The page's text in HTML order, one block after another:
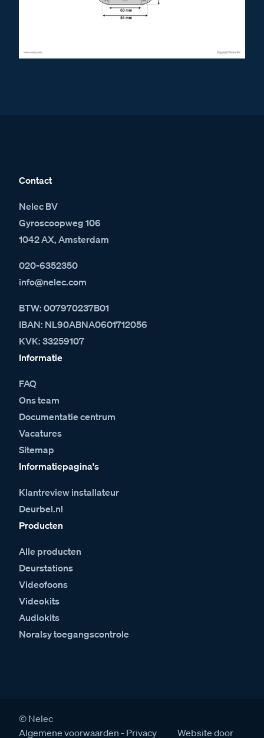
Contact
Nelec BV
Gyroscoopweg 106
1042 AX, Amsterdam
020-6352350
info@nelec.com
BTW: 007970237B01
IBAN: NL90ABNA0601712056
KVK: 33259107
Informatie
FAQ
Ons team
Documentatie centrum
Vacatures
Sitemap
Informatiepagina's
Klantreview installateur
Deurbel.nl
Producten
Alle producten
Deurstations
Videofoons
Videokits
Audiokits
Noralsy toegangscontrole
© Nelec
Algemene voorwaarden
Privacy Website door